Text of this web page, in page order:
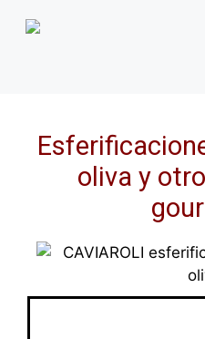
oliva y